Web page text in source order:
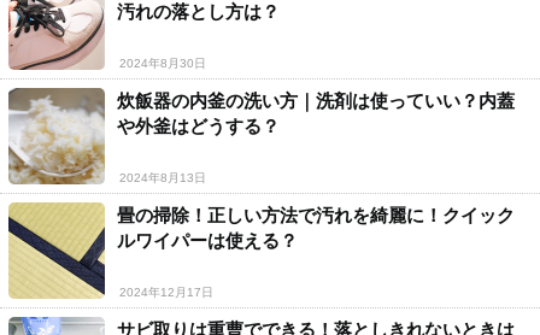
汚れの落とし方は？
2024年8月30日
炊飯器の内釜の洗い方｜洗剤は使っていい？内蓋
や外釜はどうする？
2024年8月13日
畳の掃除！正しい方法で汚れを綺麗に！クイック
ルワイパーは使える？
2024年12月17日
サビ取りは重曹でできる！落としきれないときは